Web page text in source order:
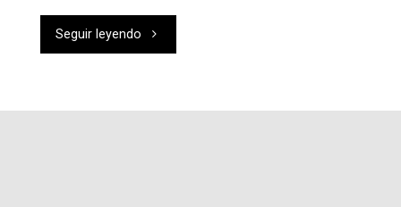
Seguir leyendo "REDencuentro
reunión